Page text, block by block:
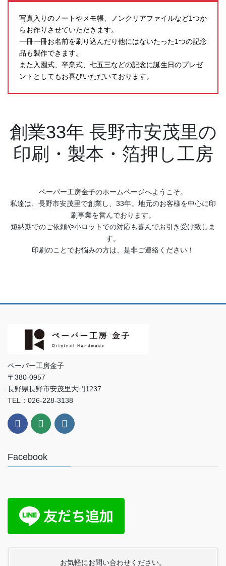
写真入りのノートやメモ帳、ノンクリアファイルなど1つか
らお作りさせていただきます。
一冊一冊お名前を刷り込んだり他にはないたった1つの記念
品も製作できます。
また入園式、卒業式、七五三などの記念に誕生日のプレゼ
ントとしてもお喜びいただいております。
創業33年 長野市安茂里の
印刷・製本・箔押し工房
ペーパー工房金子のホームページへようこそ。
私達は、長野市安茂里で創業し、33年。地元のお客様を中心に印
刷事業を営んでおります。
短納期でのご依頼や小ロットでの対応も喜んでお引き受け致しま
す。
印刷のことでお悩みの方は、是非ご連絡ください！
ペーパー工房金子
〒380-0957
長野県長野市安茂里大門1237
TEL：026-228-3138
Facebook
お気軽にお問い合わせください。